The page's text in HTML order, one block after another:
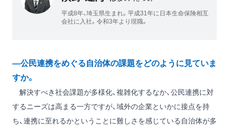
平成8年、埼玉県生まれ。平成31年に日本生命保険相互
会社に入社。令和3年より現職。
―公民連携をめぐる自治体の課題をどのように見ていま
すか。
解決すべき社会課題が多様化、複雑化するなか、公民連携に対
するニーズは高まる一方ですが、域外の企業といかに接点を持
ち、連携に至れるかということに難しさを感じている自治体が多